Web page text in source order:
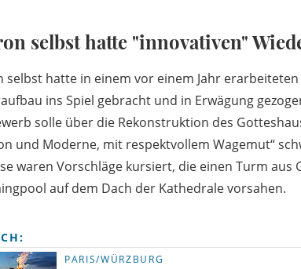
selbst hatte "innovativen"
selbst hatte in einem vor einem Jahr
ins Spiel gebracht und in Erwägung
solle über die Rekonstruktion des
und Moderne, mit respektvollem Wagemut“
waren Vorschläge kursiert, die einen Turm aus
auf dem Dach der Kathedrale vorsahen.
PARIS/WÜRZBURG